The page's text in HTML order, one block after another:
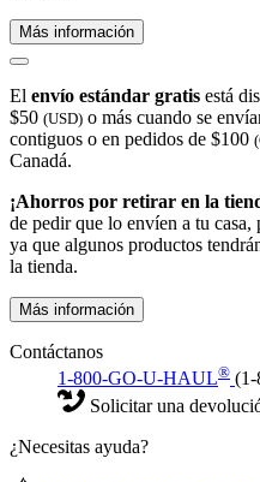
Más información
El envío estándar gratis está
$50 (USD) o más cuando se
contiguos o en pedidos de $100
Canadá.
¡Ahorros por retirar en la
de pedir que lo envíen a tu casa,
ya que algunos productos
la tienda.
Más información
Contáctanos
1-800-GO-U-HAUL® (1-
Solicitar una
¿Necesitas ayuda?